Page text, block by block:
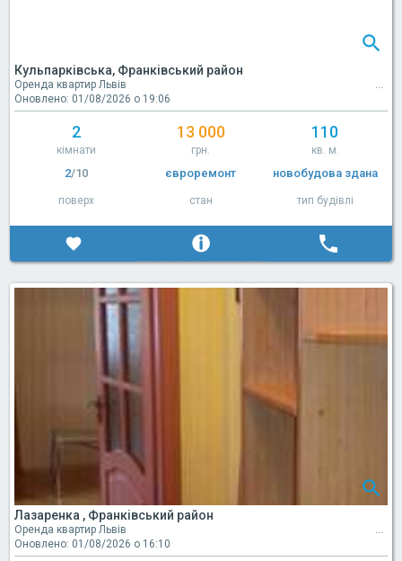
Кульпарківська, Франківський район
Оренда квартир Львів
Оновлено: 01/08/2026 о 19:06
2
кімнати
13 000
грн.
110
кв. м.
2/10
поверх
євроремонт
стан
новобудова здана
тип будівлі
Лазаренка , Франківський район
Оренда квартир Львів
Оновлено: 01/08/2026 о 16:10